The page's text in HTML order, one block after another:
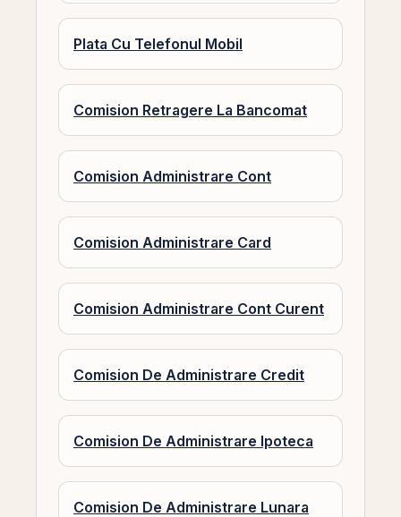
Plata Cu Telefonul Mobil
Comision Retragere La Bancomat
Comision Administrare Cont
Comision Administrare Card
Comision Administrare Cont Curent
Comision De Administrare Credit
Comision De Administrare Ipoteca
Comision De Administrare Lunara